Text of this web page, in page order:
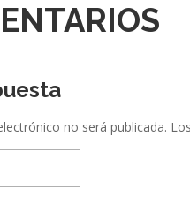
no será publicada.